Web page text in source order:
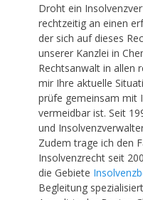
Droht ein
rechtzeitig an einen
der sich auf dieses
unserer Kanzlei in
Rechtsanwalt in allen
mir Ihre aktuelle
prüfe gemeinsam mit
vermeidbar ist. Seit
und
Zudem trage ich den
Insolvenzrecht seit
die Gebiete
Begleitung